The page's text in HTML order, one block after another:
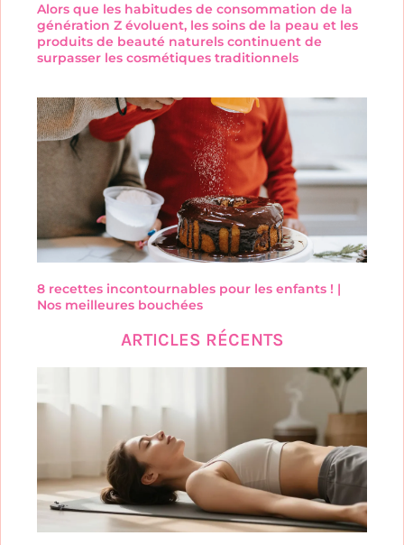
Alors que les habitudes de consommation de la
génération Z évoluent, les soins de la peau et les
produits de beauté naturels continuent de
surpasser les cosmétiques traditionnels
8 recettes incontournables pour les enfants ! |
Nos meilleures bouchées
ARTICLES RÉCENTS